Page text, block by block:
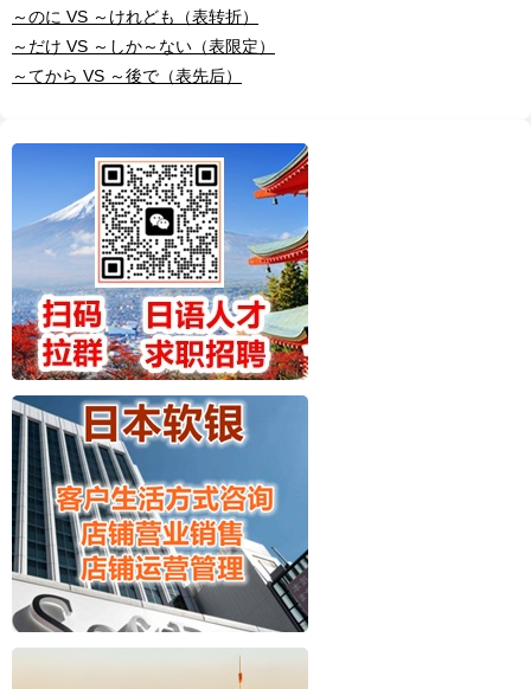
～のに VS ～けれども（表转折）
～だけ VS ～しか～ない（表限定）
～てから VS ～後で（表先后）